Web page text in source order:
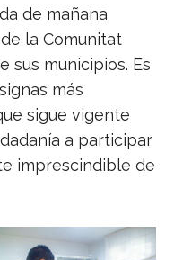
de mañana
la Comunitat
sus municipios. Es
más
sigue vigente
a participar
imprescindible de